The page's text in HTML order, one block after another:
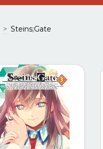
> Steins;Gate